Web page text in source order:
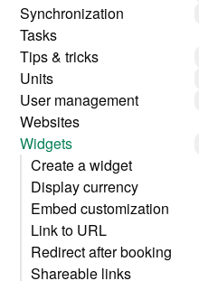
Synchronization
Tasks
Tips & tricks
Units
User management
Websites
Widgets
Create a widget
Display currency
Embed customization
Link to URL
Redirect after booking
Shareable links